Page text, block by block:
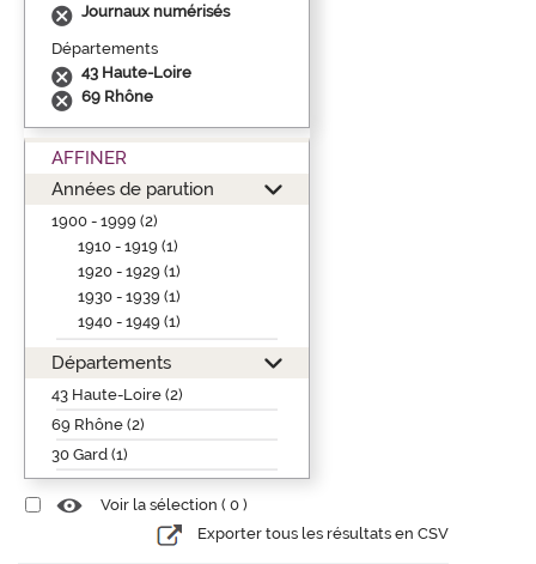
Journaux numérisés
Départements
43 Haute-Loire
69 Rhône
AFFINER
Années de parution
1900 - 1999 (2)
1910 - 1919 (1)
1920 - 1929 (1)
1930 - 1939 (1)
1940 - 1949 (1)
Départements
43 Haute-Loire (2)
69 Rhône (2)
30 Gard (1)
Voir la sélection ( 0 )
Exporter tous les résultats en CSV